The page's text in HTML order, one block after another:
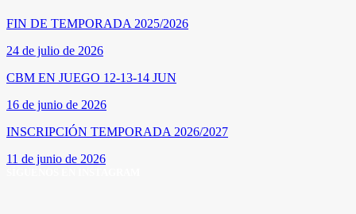
FIN DE TEMPORADA 2025/2026
24 de julio de 2026
CBM EN JUEGO 12-13-14 JUN
16 de junio de 2026
INSCRIPCIÓN TEMPORADA 2026/2027
11 de junio de 2026